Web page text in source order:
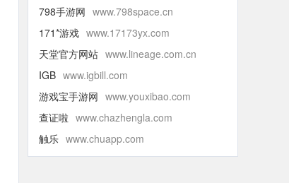
798手游网 www.798space.cn
171*游戏 www.17173yx.com
天堂官方网站 www.lineage.com.cn
IGB www.igbill.com
游戏宝手游网 www.youxibao.com
查证啦 www.chazhengla.com
触乐 www.chuapp.com